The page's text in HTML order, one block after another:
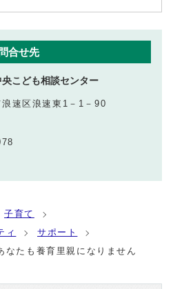
合せ先
こども相談センター
速区浪速東1－1－90
子育て
ィ
サポート
なたも養育里親になりません